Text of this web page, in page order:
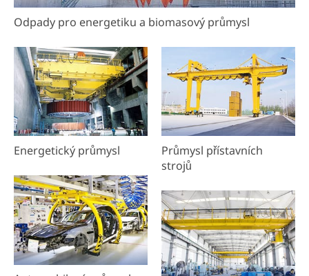
Odpady pro energetiku a biomasový průmysl
Energetický průmysl
Průmysl přístavních
strojů